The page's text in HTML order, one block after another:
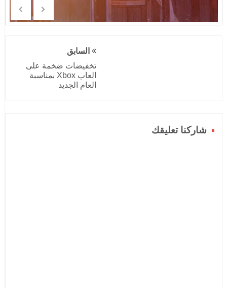
السابق
تخفيضات ضخمة على
العاب Xbox بمناسبة
العام الجديد
شاركنا تعليقك